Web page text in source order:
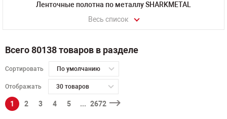
Ленточные полотна по металлу SHARKMETAL
Весь список
Всего 80138 товаров в разделе
Сортировать По умолчанию
Отображать 30 товаров
1 2 3 4 5 ... 2672